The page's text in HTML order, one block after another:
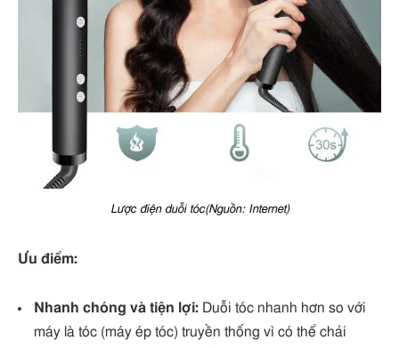
Lược điện duỗi tóc(Nguồn: Internet)
Ưu điểm:
Nhanh chóng và tiện lợi: Duỗi tóc nhanh hơn so với
máy là tóc (máy ép tóc) truyền thống vì có thể chải